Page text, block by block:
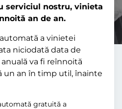
serviciul nostru, vinieta
an de an.
a vinietei
niciodată data de
va fi reînnoită
un an în timp util, înainte
gratuită a